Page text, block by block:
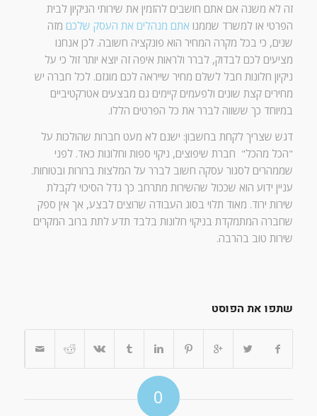
זה לא משנה אם אתם חושבים להזמין את שירותי הניקיון לבית
הפרטי או למשרד שממנו אתם מנהלים את העסק שלכםמזה
שנים, כי בכל מקרה המחיר הוא פונקציה חשובה. לכן אנחנו
מציעים לכם לבדוק, לברר ולראות איפה זה יוצא יותר זול כי על
ניקיון חלונות חבל לשלם מחיר שייראה לכם מוגזם. לכל חברה יש
מחירים קצת שונים ולפעמים קיימים גם מבצעים אטרקטיביים
במיוחד כך ששווה לברר את כל הפרטים הללו.
דגש שצריך לקחת בחשבון: ישנם לא מעט חברות שהולכות על
"הכל מהכל" חברת שיפוצים, ניקוי ספות וחלונות כאד. לפני
שממהרים לסגור עסקה חשוב לברר על המלצות ברורות ובטוחות.
עניין ידוע הוא שככול שהשירות מתרחב כך גדל הסיכוי לקבלת
שירות ירוד. מאוד תלוי בסוג העבודה שרוצים לבצע, אך אין ספק
שחברה המתמקדת בניקוי חלונות בלבד תדע לתת ברוב המקרים
שירות טוב בהרבה.
שתפו את הפוסט
0